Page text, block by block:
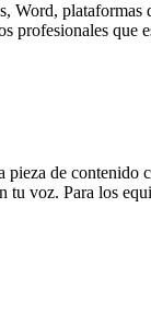
plataformas
profesionales que
pieza de
voz. Para los